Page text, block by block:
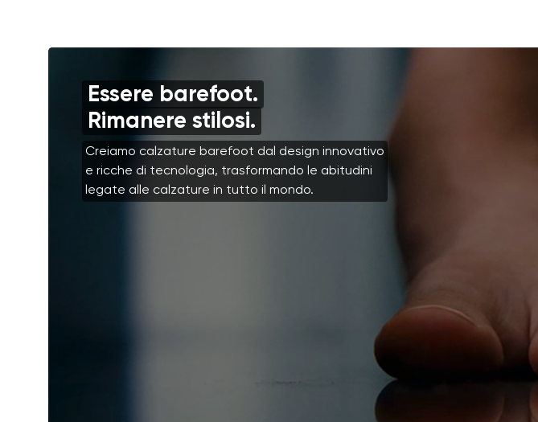
Essere barefoot.
Rimanere stilosi.
Creiamo calzature barefoot dal design innovativo
e ricche di tecnologia, trasformando le abitudini
legate alle calzature in tutto il mondo.